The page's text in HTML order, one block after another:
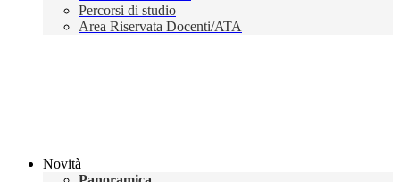
Percorsi di studio
Area Riservata Docenti/ATA
Novità